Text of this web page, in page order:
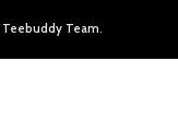
Teebuddy Team.